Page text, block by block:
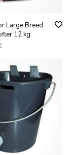
Large Breed
12 kg